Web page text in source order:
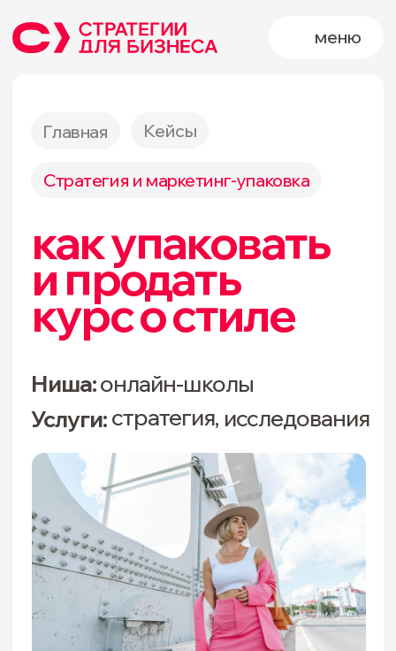
Ниша:онлайн-школы
Услуги: стратегия,исследования
Стратегия и маркетинг-упаковка
как упаковать
и продать
курс о стиле